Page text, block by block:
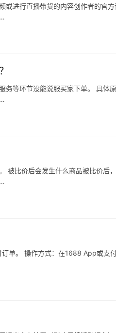
进行直播带货的内容创作者的官
等环节没能说服买家下单。 具体
比价后会发生什么商品被比价后
单。 操作方式：在1688 App或支